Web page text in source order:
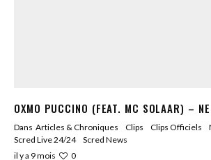
OXMO PUCCINO (FEAT. MC SOLAAR) – NE
Dans Articles & Chroniques Clips Clips Officiels
Scred Live 24/24
Scred News
il y a 9 mois
0